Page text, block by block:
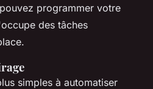
programmer votre
des tâches
simples à automatiser